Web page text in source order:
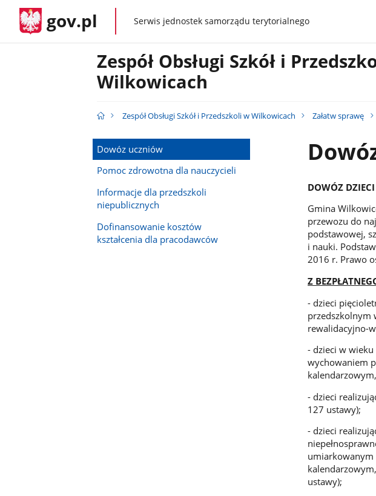
gov.pl gov.plSerwis jednostek samorządu terytorialnego
Zespół Obsługi Szkół i
Wilkowicach
Zespół Obsługi Szkół i Przedszkoli w Wilkowicach Załatw sprawę
Dowóz uczniów
Pomoc zdrowotna dla nauczycieli
Informacje dla przedszkoli
niepublicznych
Dofinansowanie kosztów
kształcenia dla pracodawców
DOWÓZ
Gmina
przewozu do
podstawowej,
i nauki.
2016 r. Prawo
Z
- dzieci
przedszkolnym
rewalidacyjno-
- dzieci w wieku
wychowaniem
- dzieci
127 ustawy);
- dzieci
umiarkowanym
ustawy);